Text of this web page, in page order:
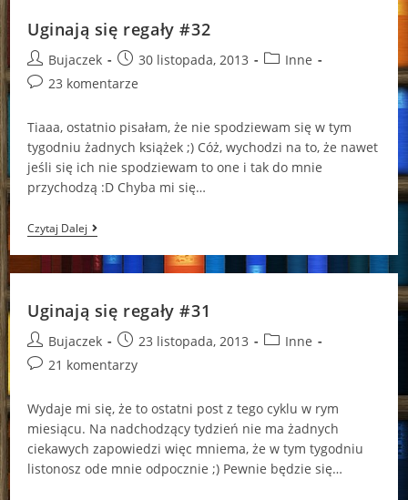
Uginają się regały #32
Post
author:
Bujaczek
Post
published:
30 listopada, 2013
PostInne
Post23 komentarze
Tiaaa, ostatnio pisałam, że nie spodziewam się w tym
tygodniu żadnych książek ;) Cóż, wychodzi na to, że nawet
jeśli się ich nie spodziewam to one i tak do mnie
przychodzą :D Chyba mi się…
Czytaj DalejUginają
Się
Regały
#32
Uginają się regały #31
Post
author:
Bujaczek
Post
published:
23 listopada, 2013
PostInne
Post21 komentarzy
Wydaje mi się, że to ostatni post z tego cyklu w rym
miesiącu. Na nadchodzący tydzień nie ma żadnych
ciekawych zapowiedzi więc mniema, że w tym tygodniu
listonosz ode mnie odpocznie ;) Pewnie będzie się…